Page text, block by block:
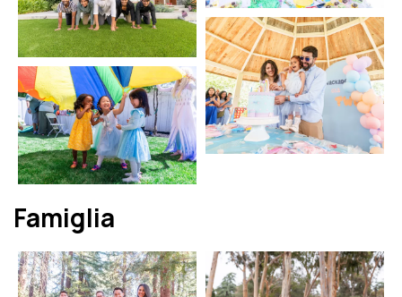
Famiglia